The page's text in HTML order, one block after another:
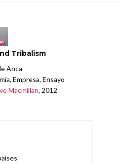
Tribalism
Anca
Empresa, Ensayo
Macmillan, 2012